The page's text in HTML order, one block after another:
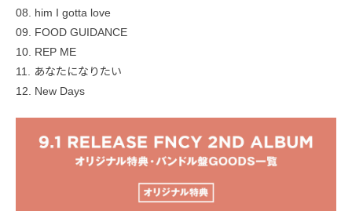
08. him I gotta love
09. FOOD GUIDANCE
10. REP ME
11. あなたになりたい
12. New Days